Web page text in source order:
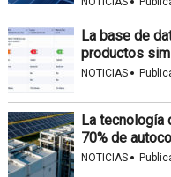
La base de
productos
NOTICIAS ·
La tecnología
70% de
NOTICIAS ·